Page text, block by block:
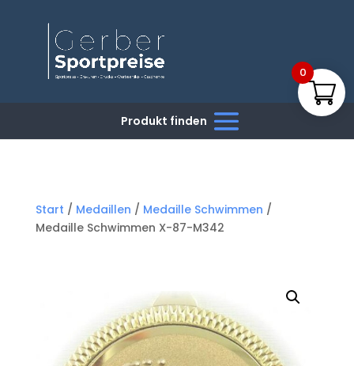
Start / Medaillen / Medaille Schwimmen /
Medaille Schwimmen X-87-M342
0